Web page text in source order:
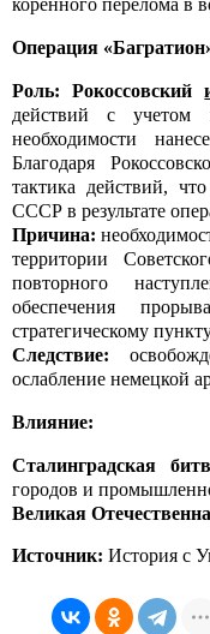
коренного перелома в
Операция
Роль: Рокоссовский
действий с учетом
необходимости
Благодаря
тактика действий,
СССР в результате
Причина:
территории
повторного
обеспечения
стратегическому
Следствие:
ослабление немецкой
Влияние:
Сталинградская
городов и
Великая
Источник: История с